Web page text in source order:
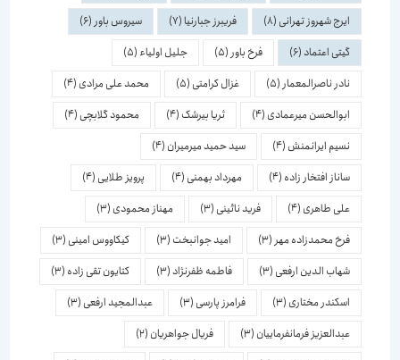
ایرج شهروز تهرانی(8) فریبرز جبارنیا(7) سیروس باور (6)
گیتی اعتماد(6) فرخ باور (5) جلیل اولیاء(5)
نادر ناصرالمعمار(5) غزال کرامتی(5) محمد علی مرادی(4)
ابوالحسن میرعمادی(4) ثریا بیرشک(4) محمود گلابچی(4)
نسیم ایرانمنش(4) سید حمید میرمیران(4)
ساناز افتخار زاده(4) مهرداد بهمنی(4) پرویز طلایی(4)
علی طاهری(4) فرید نائینی(3) مهناز محمودی(3)
فرخ محمدزاده مهر (3) امید جوانبخت(3) کیکاووس امینی(3)
شهاب الدین ارفعی(3) فاطمه ظفرنژاد(3) کتایون تقی زاده(3)
اسكندر مختاری(3) فرامرز پارسی(3) عبدالمجید ارفعی(3)
عبدالعزیز فرمانفرماییان(3) فریال جواهریان(2)